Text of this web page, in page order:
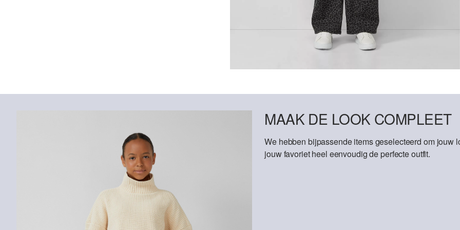
MAAK DE LOOK COMPLEET
We hebben bijpassende items geselecteerd om jouw
jouw favoriet heel eenvoudig de perfecte outfit.